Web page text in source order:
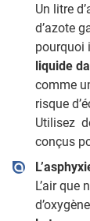
Un litre
d’azote
pourquoi
liquide
comme
risque
Utilisez
conçus
L’air que